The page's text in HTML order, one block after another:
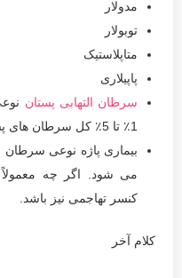
مدولار
توبولار
متاپلاستیک
پاپیلاری
سرطان التهابی پستان
1٪ تا 5٪ کل سرطان های پستان را تشکیل می دهد.
بیماری پاژه نوعی
می شود. اگر چه
كنسر تهاجمی نیز باشد.
کلام آخر